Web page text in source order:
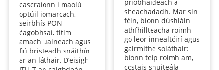
eascraíonn i maolú
optúil iomarcach,
seirbhís PON
éagobhsaí, titim
amach uaineach agus
fiú bristeadh snáithín
ar an láthair. D’eisigh
príobháideach a
sheachadadh. Mar sin
féin, bíonn dúshláin
athfhillteacha roimh
go leor innealtóirí agus
gairmithe soláthair:
bíonn teip roimh am,
costais shuiteála